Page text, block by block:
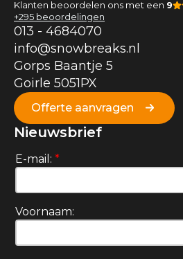
Klanten beoordelen ons met een 9
+295 beoordelingen
013 - 4684070
info@snowbreaks.nl
Gorps Baantje 5
Goirle 5051PX
Offerte aanvragen
Nieuwsbrief
E-mail: *
Voornaam: